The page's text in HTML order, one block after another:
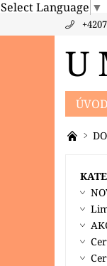
Select Language ▼
U